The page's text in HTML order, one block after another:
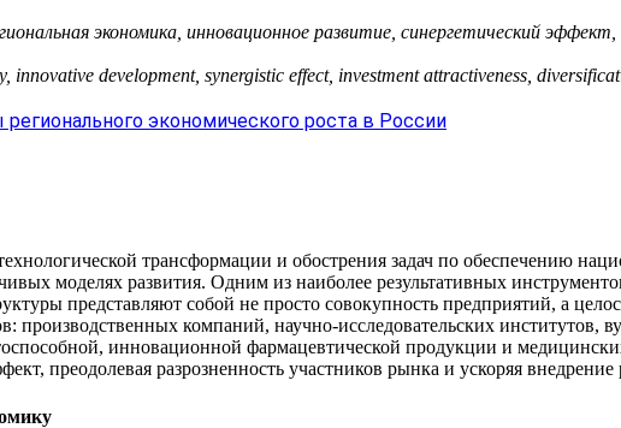
экономика, инновационное развитие, синергетический
development, synergistic effect, investment attractiveness,
экономического роста в России
трансформации и обострения задач по обеспечению
моделях развития. Одним из наиболее результативных
представляют собой не просто совокупность предприятий, а
производственных компаний, научно-исследовательских институтов,
инновационной фармацевтической продукции и
преодолевая разрозненность участников рынка и ускоряя внедрение